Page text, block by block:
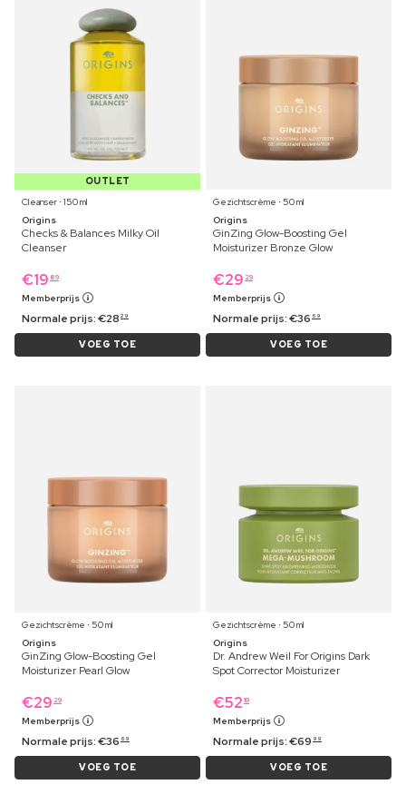
OUTLET
Cleanser ⋅ 150 ml
Origins
Checks & Balances Milky Oil
Cleanser
€19 89
Memberprijs
Normale prijs:€28 29
VOEG TOE
Gezichtscrème ⋅ 50 ml
Origins
GinZing Glow-Boosting Gel
Moisturizer Bronze Glow
€29 29
Memberprijs
Normale prijs:€36 69
VOEG TOE
Gezichtscrème ⋅ 50 ml
Origins
GinZing Glow-Boosting Gel
Moisturizer Pearl Glow
€29 29
Memberprijs
Normale prijs:€36 69
VOEG TOE
Gezichtscrème ⋅ 50 ml
Origins
Dr. Andrew Weil For Origins Dark
Spot Corrector Moisturizer
€52 19
Memberprijs
Normale prijs:€69 99
VOEG TOE